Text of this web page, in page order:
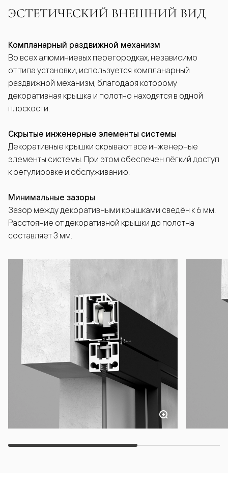
ЭСТЕТИЧЕСКИЙ ВНЕШНИЙ ВИД
Компланарный раздвижной механизм
Во всех алюминиевых перегородках, независимо
от типа установки, используется компланарный
раздвижной механизм, благодаря которому
декоративная крышка и полотно находятся в одной
плоскости.
Скрытые инженерные элементы системы
Декоративные крышки скрывают все инженерные
элементы системы. При этом обеспечен лёгкий доступ
к регулировке и обслуживанию.
Минимальные зазоры
Зазор между декоративными крышками сведён к 6 мм.
Расстояние от декоративной крышки до полотна
составляет 3 мм.